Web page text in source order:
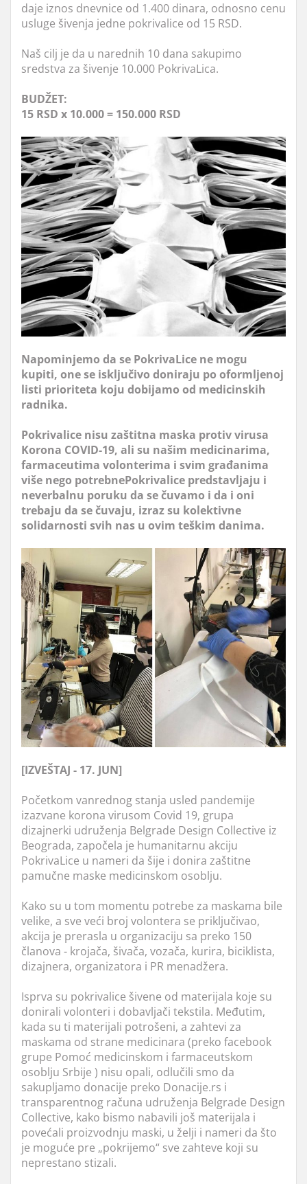
daje iznos dnevnice od 1.400 dinara, odnosno cenu
usluge šivenja jedne pokrivalice od 15 RSD.
Naš cilj je da u narednih 10 dana sakupimo
sredstva za šivenje 10.000 PokrivaLica.
BUDŽET:
15 RSD x 10.000 = 150.000 RSD
Napominjemo da se PokrivaLice ne mogu
kupiti, one se isključivo doniraju po oformljenoj
listi prioriteta koju dobijamo od medicinskih
radnika.
Pokrivalice nisu zaštitna maska protiv virusa
Korona COVID-19, ali su našim medicinarima,
farmaceutima volonterima i svim građanima
više nego potrebnePokrivalice predstavljaju i
neverbalnu poruku da se čuvamo i da i oni
trebaju da se čuvaju, izraz su kolektivne
solidarnosti svih nas u ovim teškim danima.
[IZVEŠTAJ - 17. JUN]
Početkom vanrednog stanja usled pandemije
izazvane korona virusom Covid 19, grupa
dizajnerki udruženja Belgrade Design Collective iz
Beograda, započela je humanitarnu akciju
PokrivaLice u nameri da šije i donira zaštitne
pamučne maske medicinskom osoblju.
Kako su u tom momentu potrebe za maskama bile
velike, a sve veći broj volontera se priključivao,
akcija je prerasla u organizaciju sa preko 150
članova - krojača, šivača, vozača, kurira, biciklista,
dizajnera, organizatora i PR menadžera.
Isprva su pokrivalice šivene od materijala koje su
donirali volonteri i dobavljači tekstila. Međutim,
kada su ti materijali potrošeni, a zahtevi za
maskama od strane medicinara (preko facebook
grupe Pomoć medicinskom i farmaceutskom
osoblju Srbije ) nisu opali, odlučili smo da
sakupljamo donacije preko Donacije.rs i
transparentnog računa udruženja Belgrade Design
Collective, kako bismo nabavili još materijala i
povećali proizvodnju maski, u želji i nameri da što
je moguće pre „pokrijemo“ sve zahteve koji su
neprestano stizali.